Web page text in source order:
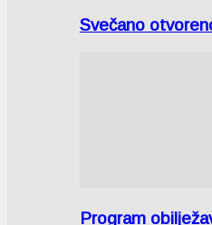
Svečano
Program